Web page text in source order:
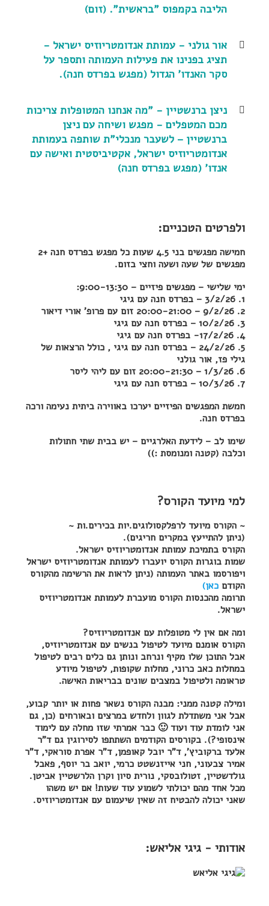
הליבה בקמפוס "בראשית". (זום)
אור גולני - עמותת אנדומטריוזיס ישראל -
תציג בפנינו את פעילות העמותה ותספר על
סקר האנדו' הגדול (מפגש בפרדס חנה).
ניצן ברנשטיין - "מה אנחנו המטופלות צריכות
מכם המטפלים - מפגש ושיחה עם ניצן
ברנשטיין – לשעבר מנכלי"ת שותפה בעמותת
אנדומטריוזיס ישראל, אקטיביסטית ואישה עם
אנדו' (מפגש בפרדס חנה)
ולפרטים הטכניים:
חמישה מפגשים בני 4.5 שעות כל מפגש בפרדס חנה +2
מפגשים של שעה ושעה וחצי בזום.
ימי שלישי – מפגשים פיזיים – 9:00-13:30:
1. 3/2/26 – בפרדס חנה עם גיגי
2. 9/2/26 – 20:00-21:00 זום עם פרופ' אורי דיאור
3. 10/2/26 – בפרדס חנה עם גיגי
4. 17/2/26- בפרדס חנה עם גיגי
5. 24/2/26 – בפרדס חנה עם גיגי , כולל הרצאות של
גילי פז, אור גולני
6. 1/3/26 – 20:00-21:30 זום עם ליהי ליסר
7. 10/3/26 – בפרדס חנה עם גיגי
חמשת המפגשים הפיזיים יערכו באווירה ביתית נעימה ורכה
בפרדס חנה.
שימו לב – לידעת האלרגיים – יש בבית שתי חתולות
וכלבה (קטנה ומנומסת :))
למי מיועד הקורס?
~ הקורס מיועד לרפלקסולוגים.יות בכירים.ות ~
(ניתן להתייעץ במקרים חריגים).
הקורס בתמיכת עמותת אנדומטריוזיס ישראל.
שמות בוגרות הקורס יועברו לעמותת אנדומטריוזיס ישראל
ויפורסמו באתר העמותה (ניתן לראות את הרשימה מהקורס
הקודם כאן)
תרומה מהכנסות הקורס מועברת לעמותת אנדומטריוזיס
ישראל.
ומה אם אין לי מטופלות עם אנדומטריוזיס?
הקורס אומנם מיועד לטיפול בנשים עם אנדומטריוזיס,
אבל התוכן שלו מקיף ונרחב ונותן גם כלים רבים לטיפול
במחלות כאב כרוני, מחלות שקופות, לטיפול מיודע
טראומה ולטיפול במצבים שונים בבריאות האישה.
ומילה קטנה ממני: מבנה הקורס נשאר פחות או יותר קבוע,
אבל אני משתדלת לגוון ולחדש במרצים ובאורחים (כן, גם
אני לומדת עוד ועוד 🙂 כבר אמרתי שזו מחלה עם לימוד
אינסופי?). בקורסים הקודמים השתתפו לסירוגין גם ד"ר
אלעד ברקוביץ', ד"ר יובל קאופמן, ד"ר אפרת סוראקי, ד"ר
אמיר צבעוני, חני אייזנשטט כרמי, יואב בר יוסף, פאבל
גולדשטיין, זטולובסקי, נורית סיון וקרן הלרשטיין אביטן.
מכל אחד מהם יכולתי לשמוע עוד שעות! אם יש משהו
שאני יכולה להבטיח זה שאין שיעמום עם אנדומטריוזיס.
אודותי - גיגי אליאש: